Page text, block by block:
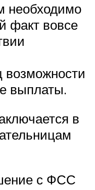
необходимо
факт вовсе
возможности
выплаты.
в
с ФСС